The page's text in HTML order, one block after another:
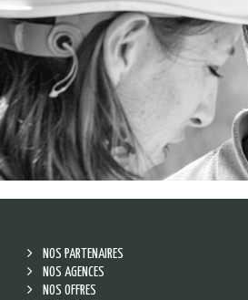
NOS PARTENAIRES
NOS AGENCES
NOS OFFRES